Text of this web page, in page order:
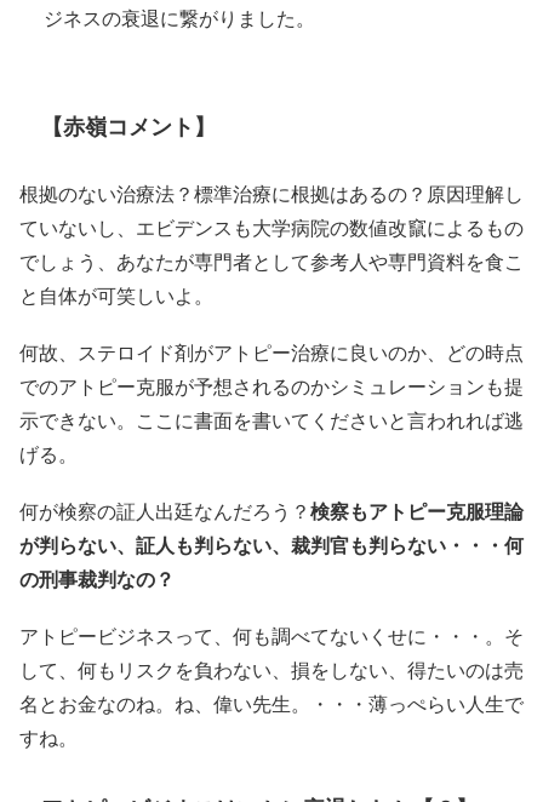
ジネスの衰退に繋がりました。
【赤嶺コメント】
根拠のない治療法？標準治療に根拠はあるの？原因理解し
ていないし、エビデンスも大学病院の数値改竄によるもの
でしょう、あなたが専門者として参考人や専門資料を食こ
と自体が可笑しいよ。
何故、ステロイド剤がアトピー治療に良いのか、どの時点
でのアトピー克服が予想されるのかシミュレーションも提
示できない。ここに書面を書いてくださいと言われれば逃
げる。
何が検察の証人出廷なんだろう？検察もアトピー克服理論
が判らない、証人も判らない、裁判官も判らない・・・何
の刑事裁判なの？
アトピービジネスって、何も調べてないくせに・・・。そ
して、何もリスクを負わない、損をしない、得たいのは売
名とお金なのね。ね、偉い先生。・・・薄っぺらい人生で
すね。